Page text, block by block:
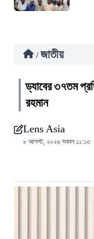
/ জাতীয়
ড্যাবের ৩৭তম
রহমান
Lens Asia
৮ আগস্ট, ২০২৬ সকাল ১১:১৩